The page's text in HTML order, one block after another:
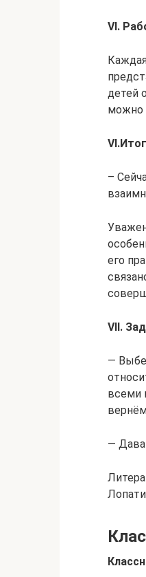
VI.
детей
можно
VI.
–
его
VII.
—
всеми
—